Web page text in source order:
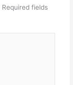
Required fields